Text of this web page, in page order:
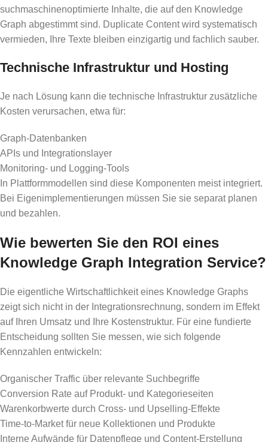
suchmaschinenoptimierte Inhalte, die auf den Knowledge
Graph abgestimmt sind. Duplicate Content wird systematisch
vermieden, Ihre Texte bleiben einzigartig und fachlich sauber.
Technische Infrastruktur und Hosting
Je nach Lösung kann die technische Infrastruktur zusätzliche
Kosten verursachen, etwa für:
Graph-Datenbanken
APIs und Integrationslayer
Monitoring- und Logging-Tools
In Plattformmodellen sind diese Komponenten meist integriert.
Bei Eigenimplementierungen müssen Sie sie separat planen
und bezahlen.
Wie bewerten Sie den ROI eines
Knowledge Graph Integration Service?
Die eigentliche Wirtschaftlichkeit eines Knowledge Graphs
zeigt sich nicht in der Integrationsrechnung, sondern im Effekt
auf Ihren Umsatz und Ihre Kostenstruktur. Für eine fundierte
Entscheidung sollten Sie messen, wie sich folgende
Kennzahlen entwickeln:
Organischer Traffic über relevante Suchbegriffe
Conversion Rate auf Produkt- und Kategorieseiten
Warenkorbwerte durch Cross- und Upselling-Effekte
Time-to-Market für neue Kollektionen und Produkte
Interne Aufwände für Datenpflege und Content-Erstellung